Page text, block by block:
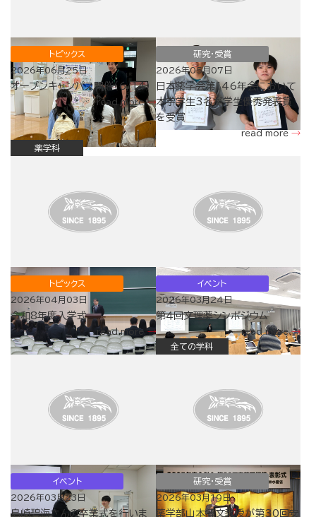
トピックス
2026年06月25日
オープンキャンパス開催（6/14）
read more
研究・受賞
2026年05月07日
日本薬学会第146年会において
本学学生3名が学生優秀発表賞
を受賞
read more
薬学科
トピックス
2026年04月03日
令和8年度入学式
read more
イベント
2026年03月24日
第４回文理薬シンポジウム
read more
イベント
2026年03月23日
島崎碧海さんの卒業式を行いま
全ての学科
研究・受賞
2026年03月19日
薬学部山本博文教授が第30回安